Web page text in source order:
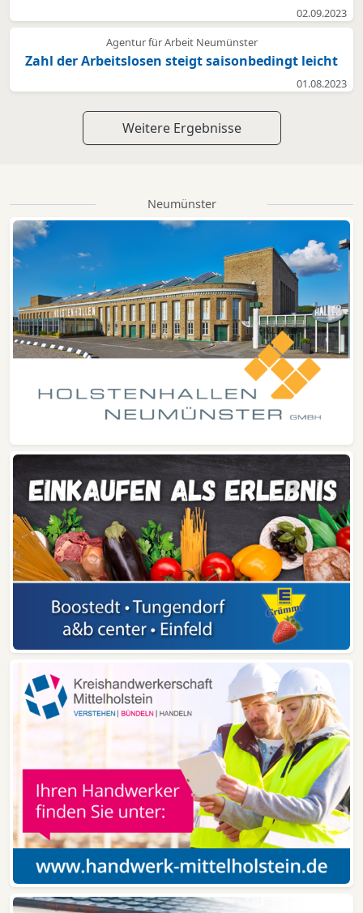
02.09.2023
Agentur für Arbeit Neumünster
Zahl der Arbeitslosen steigt saisonbedingt leicht
01.08.2023
Weitere Ergebnisse
Neumünster